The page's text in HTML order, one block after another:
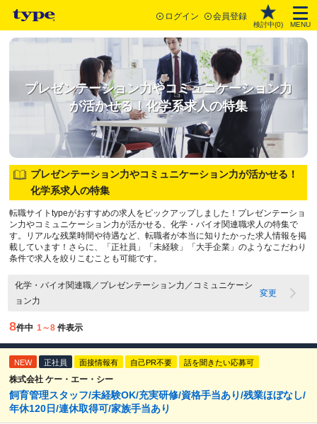
ログイン 会員登録
検討中(0) MENU
プレゼンテーション力やコミュニケーション力
が活かせる！化学系求人の特集
プレゼンテーション力やコミュニケーション力が活かせる！
化学系求人の特集
転職サイトtypeがおすすめの求人をピックアップしました！プレゼンテーショ
ン力やコミュニケーション力が活かせる、化学・バイオ関連職求人の特集で
す。リアルな残業時間や待遇など、転職者が本当に知りたかった求人情報を掲
載しています！さらに、「正社員」「未経験」「大手企業」のようなこだわり
条件で求人を絞りこむことも可能です。
化学・バイオ関連職／プレゼンテーション力／コミュニケーシ
ョン力
変更
8件中 1～8 件表示
NEW 正社員 面接情報有 自己PR不要 話を聞きたい応募可
株式会社 ケー・エー・シー
飼育管理スタッフ/未経験OK/充実研修/資格手当あり/残業ほぼなし/
年休120日/連休取得可/家族手当あり